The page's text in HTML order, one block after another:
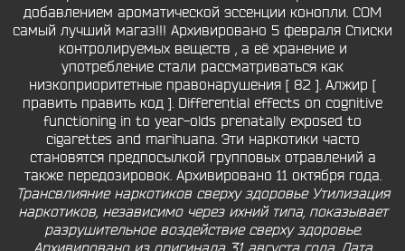
добавлением ароматической эссенции конопли. COM
самый лучший магаз!!! Архивировано 5 февраля Списки
контролируемых веществ , а её хранение и
употребление стали рассматриваться как
низкоприоритетные правонарушения [ 82 ]. Алжир [
править править код ]. Differential effects on cognitive
functioning in to year-olds prenatally exposed to
cigarettes and marihuana. Эти наркотики часто
становятся предпосылкой групповых отравлений а
также передозировок. Архивировано 11 октября года.
Трансвлияние наркотиков сверху здоровье Утилизация
наркотиков, независимо через ихний типа, показывает
разрушительное воздействие сверху здоровье.